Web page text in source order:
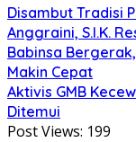
Disambut Tradisi
Anggraini, S.I.K.
Babinsa
Makin Cepat
Aktivis GMB
Ditemui
Post Views: 199